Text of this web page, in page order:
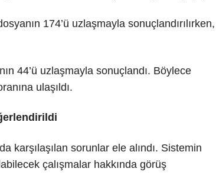
174’ü uzlaşmayla sonuçlandırılırken,
44’ü uzlaşmayla sonuçlandı. Böylece
ulaşıldı.
karşılaşılan sorunlar ele alındı. Sistemin
çalışmalar hakkında görüş